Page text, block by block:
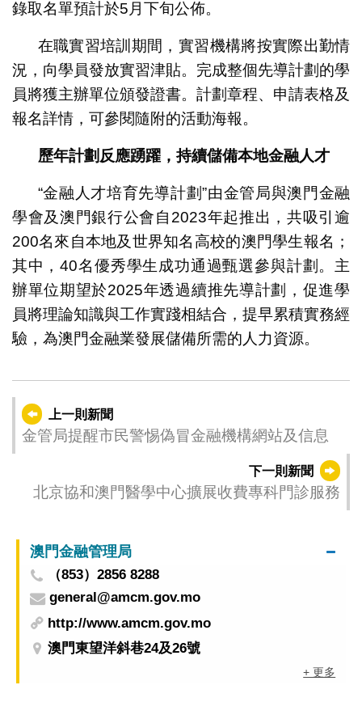
錄取名單預計於5月下旬公佈。
在職實習培訓期間，實習機構將按實際出勤情
況，向學員發放實習津貼。完成整個先導計劃的學
員將獲主辦單位頒發證書。計劃章程、申請表格及
報名詳情，可參閱隨附的活動海報。
歷年計劃反應踴躍，持續儲備本地金融人才
“金融人才培育先導計劃”由金管局與澳門金融
學會及澳門銀行公會自2023年起推出，共吸引逾
200名來自本地及世界知名高校的澳門學生報名；
其中，40名優秀學生成功通過甄選參與計劃。主
辦單位期望於2025年透過續推先導計劃，促進學
員將理論知識與工作實踐相結合，提早累積實務經
驗，為澳門金融業發展儲備所需的人力資源。
上一則新聞
金管局提醒市民警惕偽冒金融機構網站及信息
下一則新聞
北京協和澳門醫學中心擴展收費專科門診服務
澳門金融管理局
（853）2856 8288
general@amcm.gov.mo
http://www.amcm.gov.mo
澳門東望洋斜巷24及26號
+ 更多